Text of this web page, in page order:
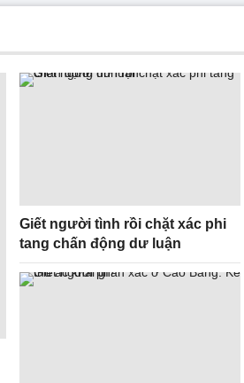
Giết người tình rồi chặt xác phi
tang chấn động dư luận